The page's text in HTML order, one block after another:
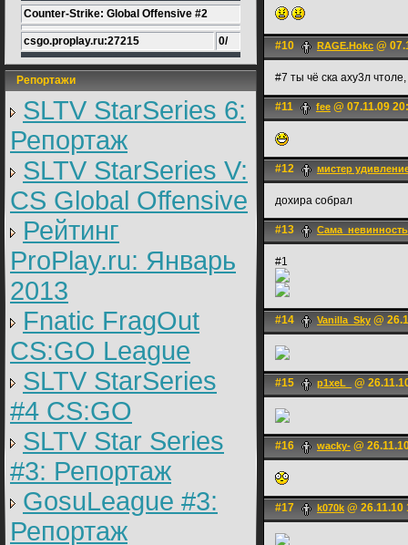
Counter-Strike: Global Offensive #2
csgo.proplay.ru:27215 0/
Репортажи
SLTV StarSeries 6:
Репортаж
SLTV StarSeries V:
CS Global Offensive
Рейтинг
ProPlay.ru: Январь
2013
Fnatic FragOut
CS:GO League
SLTV StarSeries
#4 CS:GO
SLTV Star Series
#3: Репортаж
GosuLeague #3:
Репортаж
#10 RAGE.Hokc @
#7 ты чё ска аху3л
#11 fee @ 07.11.09
#12 мистер
дохира собрал
#13 Сама_невинность
#1
#14 Vanilla_Sky @
#15 p1xeL_ @
#16 wacky- @
#17 k070k @ 26.11.10